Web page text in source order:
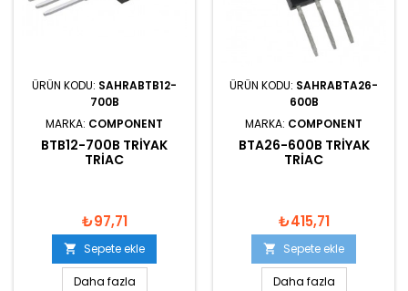
ÜRÜN KODU: SAHRABTB12-
700B
MARKA: COMPONENT
BTB12-700B TRIYAK
TRIAC
₺97,71
 Sepete ekle
Daha fazla
ÜRÜN KODU: SAHRABTA26-
600B
MARKA: COMPONENT
BTA26-600B TRIYAK
TRIAC
₺415,71
 Sepete ekle
Daha fazla